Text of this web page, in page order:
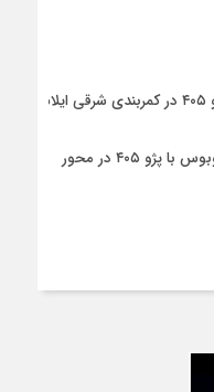
۳ کشته و یک مصدوم در برخورد اتوبوس با پژو ۴۰۵ در محور
برکت مهران برای بازگشت